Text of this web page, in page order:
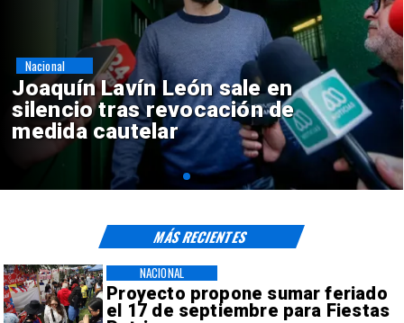
Chile y Venezuela formalizan
reinicio de relaciones
consulares
Nacional
Proyecto propone sumar feriado
el 17 de septiembre para Fiestas
NACIONAL
MÁS RECIENTES